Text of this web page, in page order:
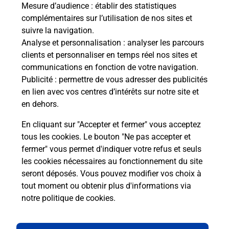
Mesure d’audience : établir des statistiques
complémentaires sur l’utilisation de nos sites et
suivre la navigation.
Analyse et personnalisation : analyser les parcours
clients et personnaliser en temps réel nos sites et
communications en fonction de votre navigation.
Publicité : permettre de vous adresser des publicités
en lien avec vos centres d’intérêts sur notre site et
en dehors.
En cliquant sur "Accepter et fermer" vous acceptez
tous les cookies. Le bouton "Ne pas accepter et
fermer" vous permet d'indiquer votre refus et seuls
les cookies nécessaires au fonctionnement du site
seront déposés. Vous pouvez modifier vos choix à
tout moment ou obtenir plus d'informations via
notre politique de cookies.
Questions fréquemment posées
Comment retourner un colis acheté
en ligne depuis votre boîte aux lettres
?
Comment envoyer un colis ou faire un
retour chez un e-commerçant sans se
déplacer ?
Envoyer un petit colis au meilleur
prix ?